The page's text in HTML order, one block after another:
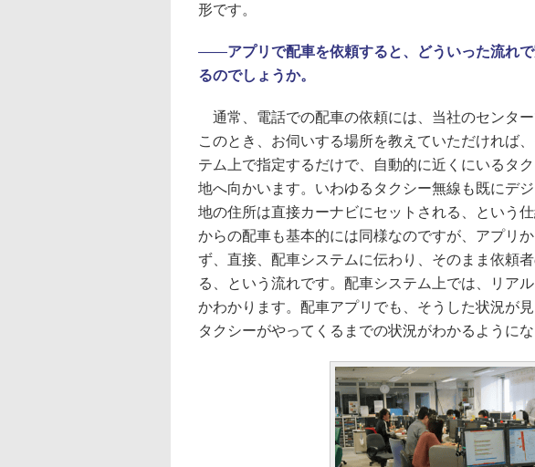
形です。
――アプリで配車を依頼すると、どういった流れ
るのでしょうか。
通常、電話での配車の依頼には、当社のセンター
このとき、お伺いする場所を教えていただければ
テム上で指定するだけで、自動的に近くにいるタ
地へ向かいます。いわゆるタクシー無線も既にデ
地の住所は直接カーナビにセットされる、という
からの配車も基本的には同様なのですが、アプリ
ず、直接、配車システムに伝わり、そのまま依頼
る、という流れです。配車システム上では、リア
かわかります。配車アプリでも、そうした状況が
タクシーがやってくるまでの状況がわかるようにな